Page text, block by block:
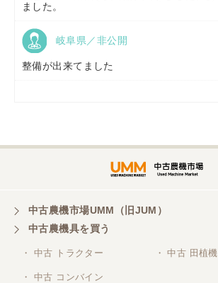
山形県／株式会社ノーキステージ
株式会社トミタモータース
ました。
岐阜県／非公開
整備が出来てました
中古農機市場UMM（旧JUM）
中古農機具を買う
・ 中古 トラクター ・ 中古 田植機
・ 中古 コンバイン